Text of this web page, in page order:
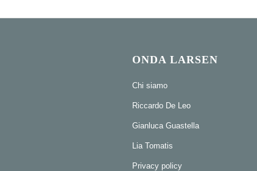
ONDA LARSEN
Chi siamo
Riccardo De Leo
Gianluca Guastella
Lia Tomatis
Privacy policy